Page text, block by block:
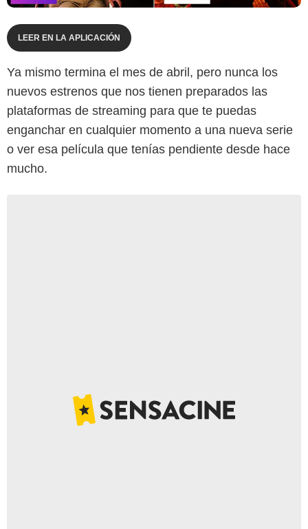
LEER EN LA APLICACIÓN
Ya mismo termina el mes de abril, pero nunca los
nuevos estrenos que nos tienen preparados las
plataformas de streaming para que te puedas
enganchar en cualquier momento a una nueva serie
o ver esa película que tenías pendiente desde hace
mucho.